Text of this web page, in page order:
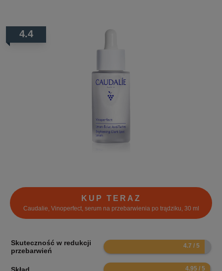
4.4
KUP TERAZ
Caudalie, Vinoperfect, serum na przebarwienia po trądziku, 30 ml
Skuteczność w redukcji
przebarwień
9.4
9.9